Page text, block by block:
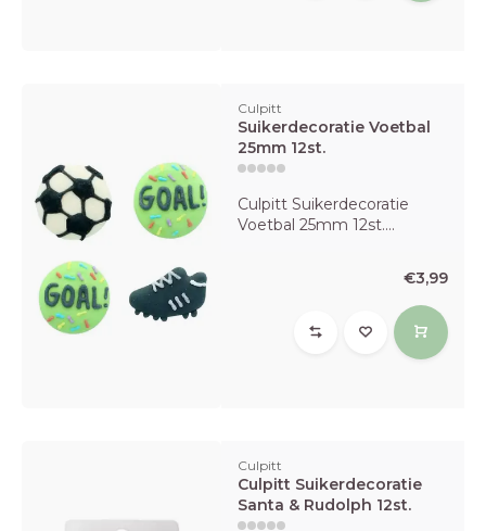
Culpitt
Suikerdecoratie Voetbal
25mm 12st.
Culpitt Suikerdecoratie
Voetbal 25mm 12st....
€3,99
Culpitt
Culpitt Suikerdecoratie
Santa & Rudolph 12st.